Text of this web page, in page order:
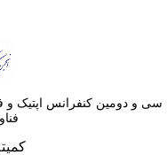
و دومین کنفرانس اپتيک و